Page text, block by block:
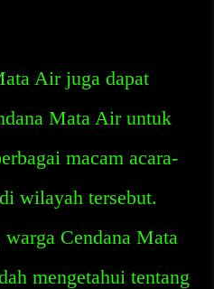
Air juga dapat
Mata Air untuk
macam acara-
wilayah tersebut.
Cendana Mata
mengetahui tentang